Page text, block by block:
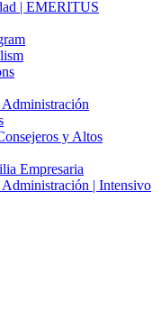
| EMERITUS
Administración
y Altos
Empresaria
| Intensivo